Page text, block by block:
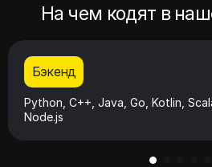
На чем кодят в
Бэкенд
Python, C++, Java, Go, Kotlin,
Node.js